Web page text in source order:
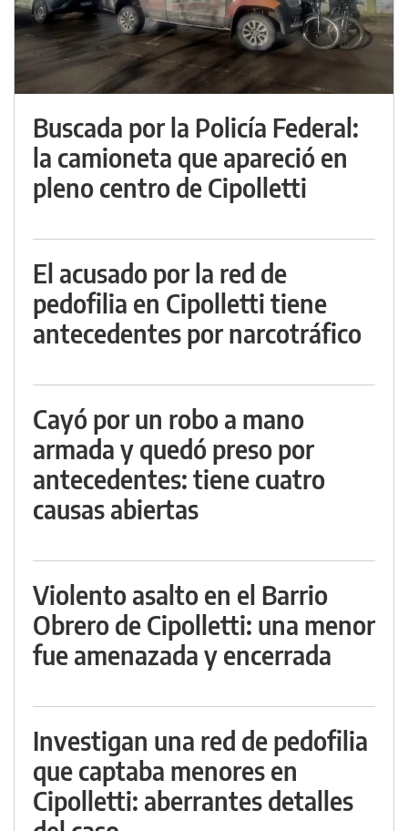
Buscada por la Policía Federal:
la camioneta que apareció en
pleno centro de Cipolletti
El acusado por la red de
pedofilia en Cipolletti tiene
antecedentes por narcotráfico
Cayó por un robo a mano
armada y quedó preso por
antecedentes: tiene cuatro
causas abiertas
Violento asalto en el Barrio
Obrero de Cipolletti: una menor
fue amenazada y encerrada
Investigan una red de pedofilia
que captaba menores en
Cipolletti: aberrantes detalles